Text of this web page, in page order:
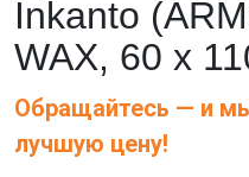
Inkanto
WAX, 60 x
Обращайтесь — и
лучшую цену!